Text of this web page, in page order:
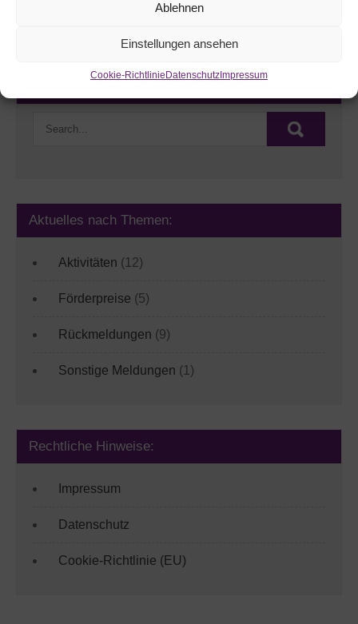
Ablehnen
Einstellungen ansehen
Cookie-RichtlinieDatenschutzImpressum
Aktuelles nach Themen:
Aktivitäten (12)
Förderpreise (5)
Rückmeldungen (9)
Sonstige Meldungen (1)
Rechtliche Hinweise:
Impressum
Datenschutz
Cookie-Richtlinie (EU)